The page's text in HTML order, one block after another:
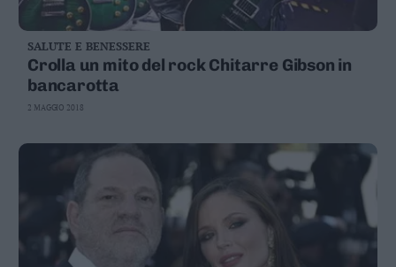
SALUTE E BENESSERE
Crolla un mito del rock Chitarre Gibson in
bancarotta
2 MAGGIO 2018